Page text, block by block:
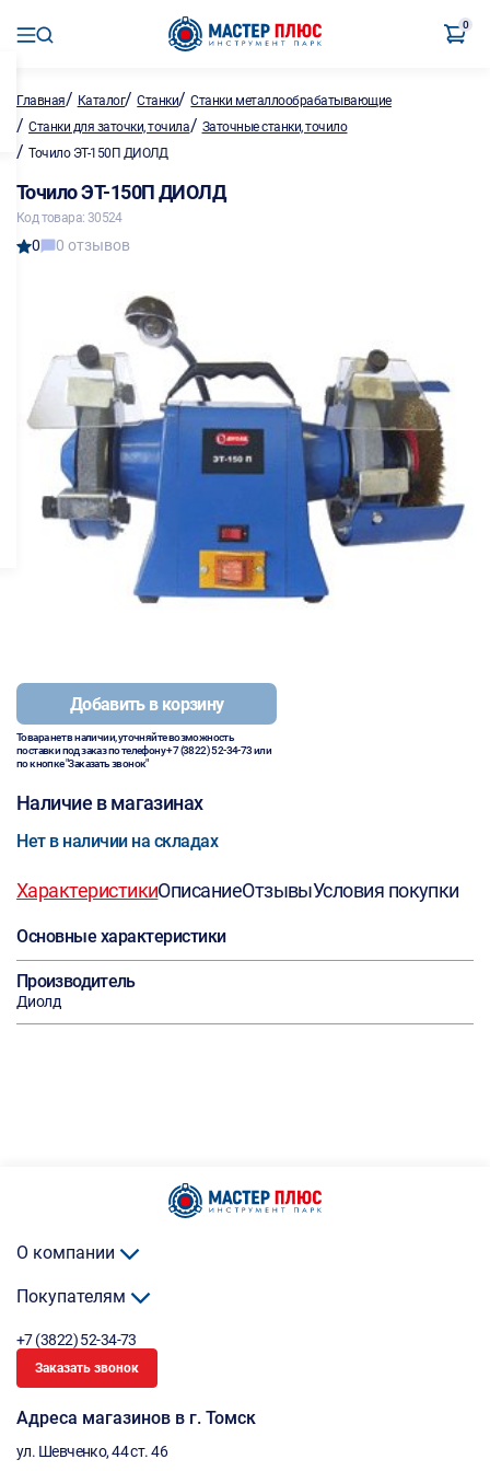
0
Главная/ Каталог/Станки/Станки металлообрабатывающие
/ Станки для заточки, точила/ Заточные станки, точило
/ Точило ЭТ-150П ДИОЛД
Точило ЭТ-150П ДИОЛД
Код товара: 30524
0 0 отзывов
Добавить в корзину
Товара нет в наличии, уточняйте возможность
поставки под заказ по телефону+7 (3822) 52-34-73или
по кнопке "Заказать звонок"
Наличие в магазинах
Нет в наличии на складах
ХарактеристикиОписаниеОтзывыУсловия покупки
Основные характеристики
Производитель
Диолд
О компании
Покупателям
+7 (3822) 52-34-73
Заказать звонок
Адреса магазинов в г. Томск
ул. Шевченко, 44 ст. 46